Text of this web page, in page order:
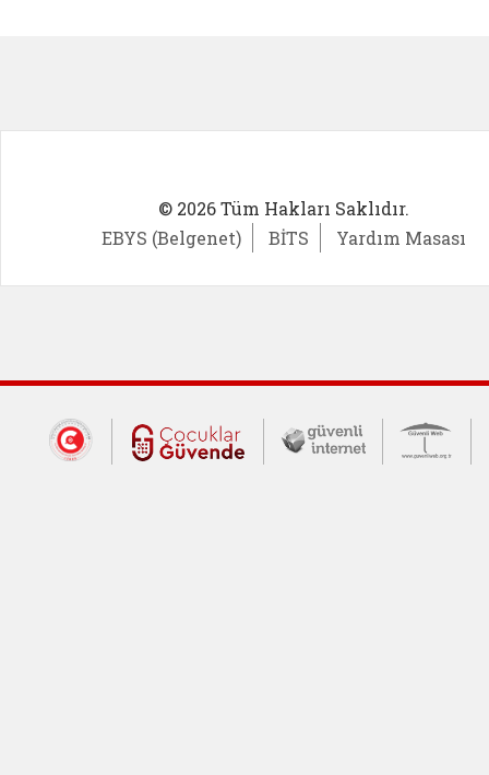
© 2026 Tüm Hakları Saklıdır.
EBYS (Belgenet)
BİTS Yardım Masası
Dış Bağlantılar
Cumhurbaşkanlığı İletişim Merkezi
Çocuklar Güvende (yeni
Güvenli